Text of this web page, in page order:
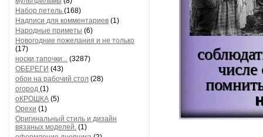
Набор петель (168)
Надписи для комментариев (1)
Народные приметы (6)
Новогодние пожелания и не только
(17)
носки,тапочки... (3287)
ОБЕРЕГИ (43)
обои на рабочий стол (28)
огород (1)
оКРОШКА (5)
Орехи (1)
Оригинальный стиль и дизайн
вязаных моделей. (1)
числе